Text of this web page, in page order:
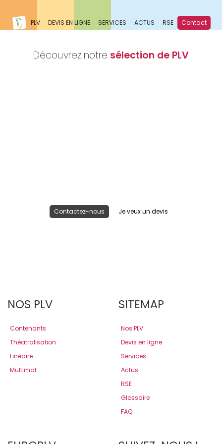
PLV DEVIS EN LIGNE SERVICES ACTUS RSE Contact
Découvrez notre sélection de PLV
Contactez-nous Je veux un devis
NOS PLV
Contenants
Théatralisation
Linéaire
Multimat
SITEMAP
Nos PLV
Devis en ligne
Services
Actus
RSE
Glossaire
FAQ